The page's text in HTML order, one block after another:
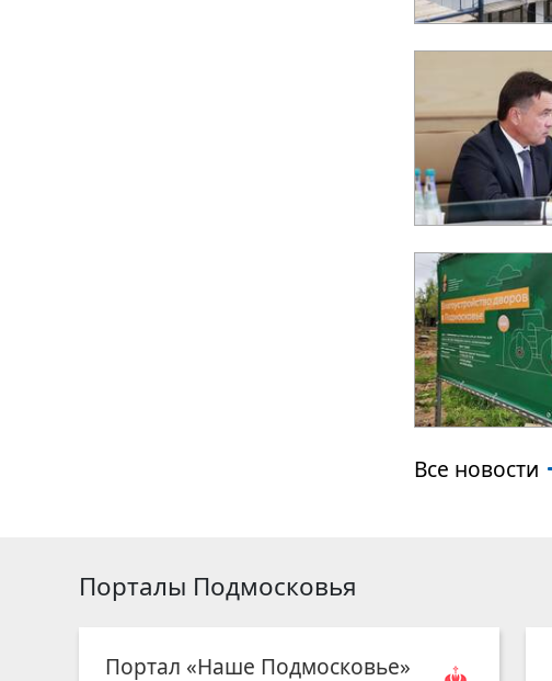
Все новости
Порталы Подмосковья
Портал «Наше Подмосковье»